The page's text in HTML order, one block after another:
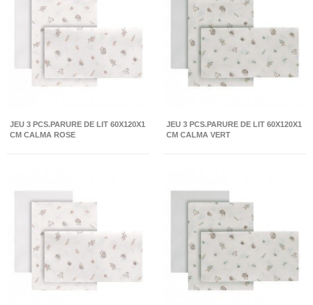
JEU 3 PCS.PARURE DE LIT 60X120X1
CM CALMA ROSE
JEU 3 PCS.PARURE DE LIT 60X120X1
CM CALMA VERT